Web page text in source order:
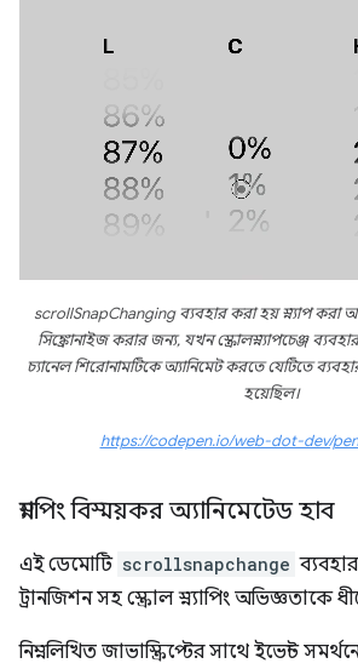
scrollSnapChanging ব্যবহার করা হয় স্ন্যাপ করা
সিঙ্ক্রোনাইজ করার জন্য, যখন স্ক্রোলস্ন্যাপচেঞ্জ
চ্যানেল শিরোনামটিকে অ্যানিমেট করতে যেটিতে
হয়েছিল।
https://codepen.io/web-dot-dev/
স্ন্যাপিং বিস্ময়কর অ্যানিমেটেড হাব
এই ডেমোটি scrollsnapchange
ট্রানজিশন সহ স্ক্রোল স্ন্যাপিং অভিজ্ঞতাকে
নিম্নলিখিত জাভাস্ক্রিপ্টের সাথে ইভেন্ট